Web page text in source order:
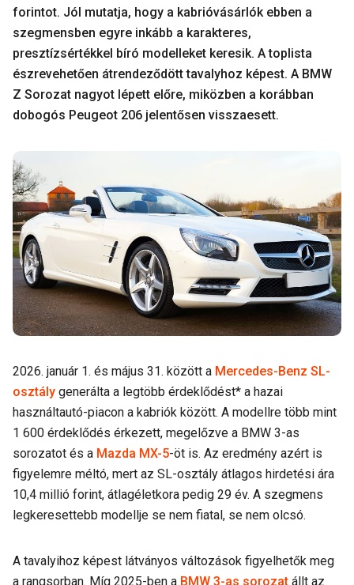
forintot. Jól mutatja, hogy a kabrióvásárlók ebben a
szegmensben egyre inkább a karakteres,
presztízsértékkel bíró modelleket keresik. A toplista
észrevehetően átrendeződött tavalyhoz képest. A BMW
Z Sorozat nagyot lépett előre, miközben a korábban
dobogós Peugeot 206 jelentősen visszaesett.
2026. január 1. és május 31. között a Mercedes-Benz SL-
osztály generálta a legtöbb érdeklődést* a hazai
használtautó-piacon a kabriók között. A modellre több mint
1 600 érdeklődés érkezett, megelőzve a BMW 3-as
sorozatot és a Mazda MX-5-öt is. Az eredmény azért is
figyelemre méltó, mert az SL-osztály átlagos hirdetési ára
10,4 millió forint, átlagéletkora pedig 29 év. A szegmens
legkeresettebb modellje se nem fiatal, se nem olcsó.
A tavalyihoz képest látványos változások figyelhetők meg
a rangsorban. Míg 2025-ben a BMW 3-as sorozat állt az